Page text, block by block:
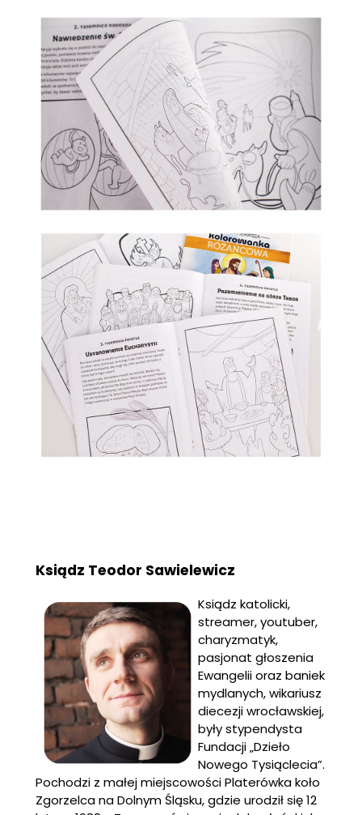
Ksiądz Teodor Sawielewicz
Ksiądz katolicki,
streamer, youtuber,
charyzmatyk,
pasjonat głoszenia
Ewangelii oraz baniek
mydlanych, wikariusz
diecezji wrocławskiej,
były stypendysta
Fundacji „Dzieło
Nowego Tysiąclecia”.
Pochodzi z małej miejscowości Platerówka koło
Zgorzelca na Dolnym Śląsku, gdzie urodził się 12